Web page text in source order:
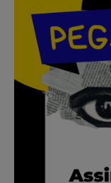
.
.